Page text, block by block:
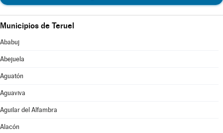
Municipios de Teruel
Ababuj
Abejuela
Aguatón
Aguaviva
Aguilar del Alfambra
Alacón